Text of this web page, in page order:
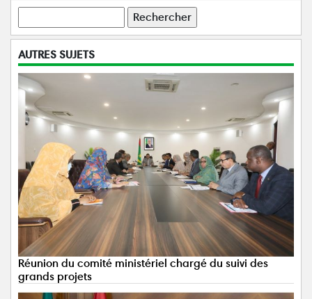
AUTRES SUJETS
Réunion du comité ministériel chargé du suivi des
grands projets